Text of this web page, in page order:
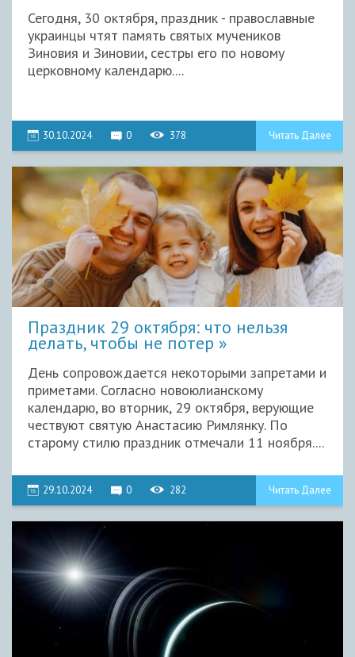
Сегодня, 30 октября, праздник - православные
украинцы чтят память святых мучеников
Зиновия и Зиновии, сестры его по новому
церковному календарю....
30.10.2024 0 378 Читать Далее
Праздник 29 октября: что нельзя
делать, чтобы не потер
День сопровождается некоторыми запретами и
приметами. Согласно новоюлианскому
календарю, во вторник, 29 октября, верующие
чествуют святую Анастасию Римлянку. По
старому стилю праздник отмечали 11 ноября....
29.10.2024 0 282 Читать Далее